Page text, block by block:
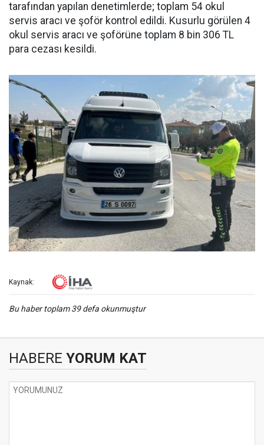
tarafından yapılan denetimlerde; toplam 54 okul
servis aracı ve şoför kontrol edildi. Kusurlu görülen 4
okul servis aracı ve şoförüne toplam 8 bin 306 TL
para cezası kesildi.
Kaynak:
Bu haber toplam 39 defa okunmuştur
HABERE YORUM KAT